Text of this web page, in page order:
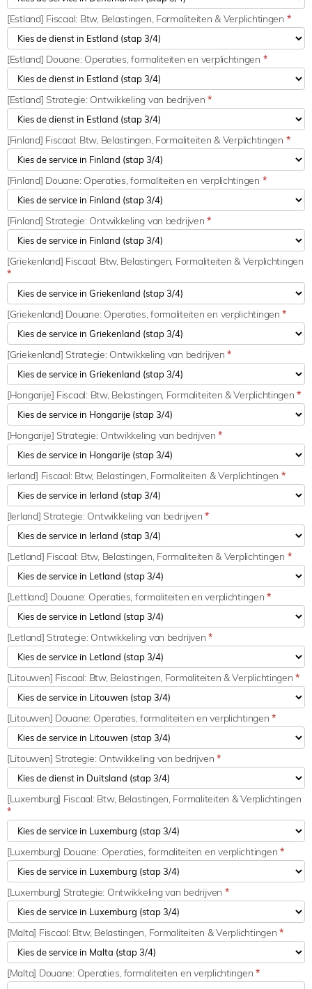
[Estland] Fiscaal: Btw, Belastingen, Formaliteiten & Verplichtingen *
[Estland] Douane: Operaties, formaliteiten en verplichtingen *
[Estland] Strategie: Ontwikkeling van bedrijven*
[Finland] Fiscaal: Btw, Belastingen, Formaliteiten & Verplichtingen *
[Finland] Douane: Operaties, formaliteiten en verplichtingen *
[Finland] Strategie: Ontwikkeling van bedrijven*
[Griekenland] Fiscaal: Btw, Belastingen, Formaliteiten & Verplichtingen
*
[Griekenland] Douane: Operaties, formaliteiten en verplichtingen*
[Griekenland] Strategie: Ontwikkeling van bedrijven*
[Hongarije] Fiscaal: Btw, Belastingen, Formaliteiten & Verplichtingen*
[Hongarije] Strategie: Ontwikkeling van bedrijven*
Ierland] Fiscaal: Btw, Belastingen, Formaliteiten & Verplichtingen *
[Ierland] Strategie: Ontwikkeling van bedrijven*
[Letland] Fiscaal: Btw, Belastingen, Formaliteiten & Verplichtingen *
[Lettland] Douane: Operaties, formaliteiten en verplichtingen*
[Letland] Strategie: Ontwikkeling van bedrijven*
[Litouwen] Fiscaal: Btw, Belastingen, Formaliteiten & Verplichtingen*
[Litouwen] Douane: Operaties, formaliteiten en verplichtingen*
[Litouwen] Strategie: Ontwikkeling van bedrijven*
[Luxemburg] Fiscaal: Btw, Belastingen, Formaliteiten & Verplichtingen
*
[Luxemburg] Douane: Operaties, formaliteiten en verplichtingen *
[Luxemburg] Strategie: Ontwikkeling van bedrijven *
[Malta] Fiscaal: Btw, Belastingen, Formaliteiten & Verplichtingen*
[Malta] Douane: Operaties, formaliteiten en verplichtingen*